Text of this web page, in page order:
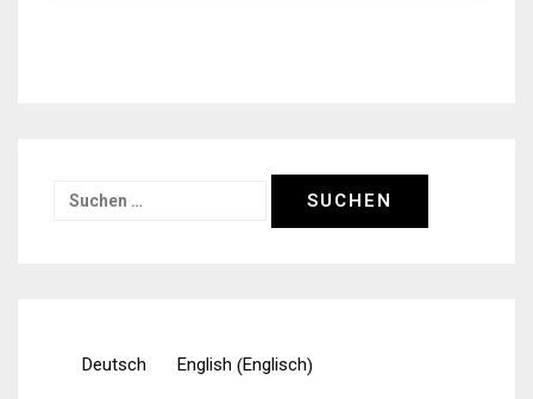
Suchen
Deutsch English (Englisch)